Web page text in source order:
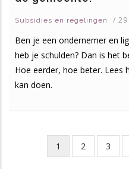
Subsidies en regelingen /
Ben je een ondernemer en
heb je schulden? Dan is het
Hoe eerder, hoe beter. Lees
kan doen.
PagineringHuidige
pagina
1 Page
2 Page
3